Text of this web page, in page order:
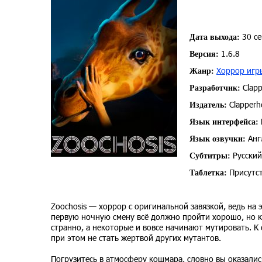
Дата выхода: 30
Версия: 1.6.8
Жанр: Хоррор
Разработчик:
Издатель:
Язык интерфейса:
Язык озвучки:
Субтитры:
Таблетка:
Zoochosis — хоррор с оригинальной завязкой, ведь на
первую ночную смену всё должно пройти хорошо, но
странно, а некоторые и вовсе начинают мутировать.
при этом не стать жертвой других мутантов.
Погрузитесь в атмосферу кошмара, словно вы